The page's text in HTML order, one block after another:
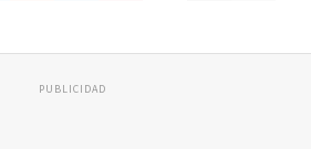
PUBLICIDAD